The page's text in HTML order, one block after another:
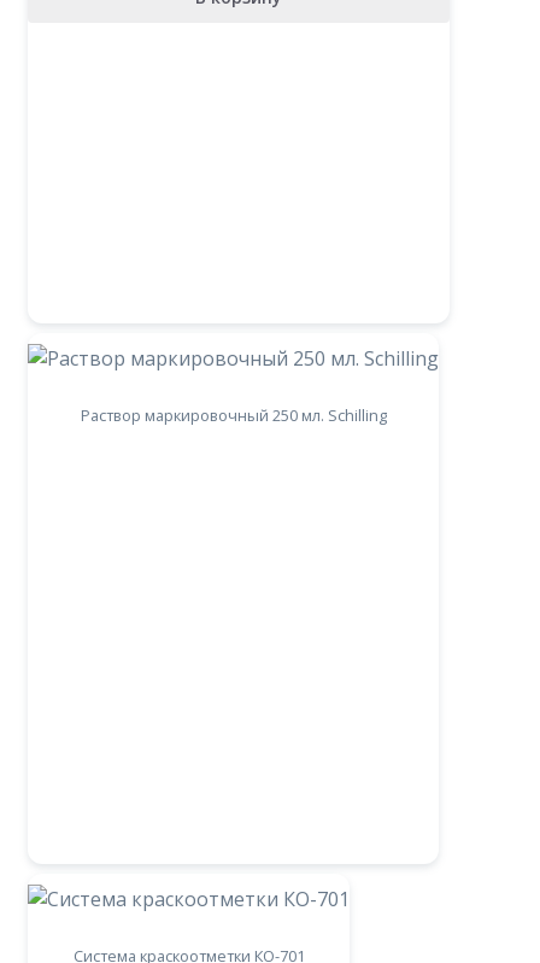
Раствор маркировочный 250 мл. Schilling
Система краскоотметки КО-701